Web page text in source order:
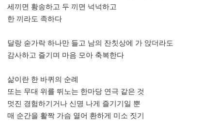
세끼면 황송하고 두 끼면 넉넉하고
한 끼라도 족하다
달랑 숟가락 하나만 들고 남의 잔칫상에 가 앉더라도
감사하고 즐기며 마음 모아 축복한다
삶이란 한 바퀴의 순례
또는 무대 위를 뛰노는 한마당 연극 같은 것
멋진 경험하기거나 신명 나게 즐기기일 뿐
매 순간을 활짝 가슴 열어 환하게 미소 짓기